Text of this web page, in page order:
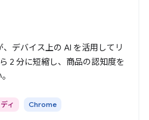
デバイス上の AI を活用してリ
2 分に短縮し、商品の認知度を
ィ Chrome